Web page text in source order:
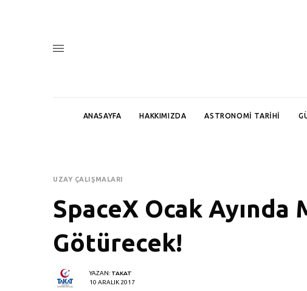
ANASAYFA HAKKIMIZDA ASTRONOMI TARIHI
UZAY ÇALIŞMALARI
SpaceX Ocak Ayında
Götürecek!
YAZAN: TAKAT
10 ARALIK 2017